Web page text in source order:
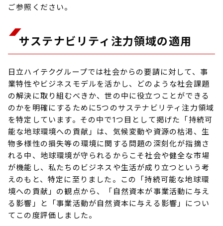
ご参照ください。
サステナビリティ注力領域の適用
日立ハイテクグループでは社会からの要請に対して、事
業特性やビジネスモデルを活かし、どのような社会課題
の解決に取り組むべきか、世の中に役立つことができる
のかを明確にするために5つのサステナビリティ注力領域
を特定しています。その中で1つ目として掲げた「持続可
能な地球環境への貢献」は、気候変動や資源の枯渇、生
物多様性の損失等の環境に関する問題の深刻化が指摘さ
れる中、地球環境が守られるからこそ社会や健全な市場
が機能し、私たちのビジネスや生活が成り立つという考
えのもと、特定に至りました。この「持続可能な地球環
境への貢献」の観点から、「自然資本が事業活動に与え
る影響」と「事業活動が自然資本に与える影響」につい
てこの度評価しました。